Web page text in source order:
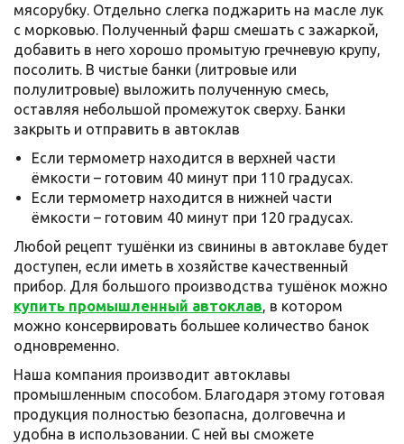
мясорубку. Отдельно слегка поджарить на масле лук
с морковью. Полученный фарш смешать с зажаркой,
добавить в него хорошо промытую гречневую крупу,
посолить. В чистые банки (литровые или
полулитровые) выложить полученную смесь,
оставляя небольшой промежуток сверху. Банки
закрыть и отправить в автоклав
Если термометр находится в верхней части
ёмкости – готовим 40 минут при 110 градусах.
Если термометр находится в нижней части
ёмкости – готовим 40 минут при 120 градусах.
Любой рецепт тушёнки из свинины в автоклаве будет
доступен, если иметь в хозяйстве качественный
прибор. Для большого производства тушёнок можно
купить промышленный автоклав, в котором
можно консервировать большее количество банок
одновременно.
Наша компания производит автоклавы
промышленным способом. Благодаря этому готовая
продукция полностью безопасна, долговечна и
удобна в использовании. С ней вы сможете